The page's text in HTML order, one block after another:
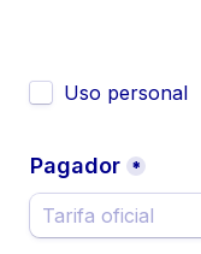
Untitled
Uso personal
Pagador *